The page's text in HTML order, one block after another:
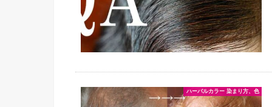
ハーバルカラー 染まり方、色